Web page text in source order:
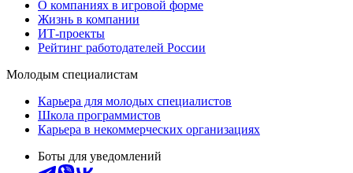
О компаниях в игровой форме
Жизнь в компании
ИТ-проекты
Рейтинг работодателей России
Молодым специалистам
Карьера для молодых специалистов
Школа программистов
Карьера в некоммерческих организациях
Боты для уведомлений